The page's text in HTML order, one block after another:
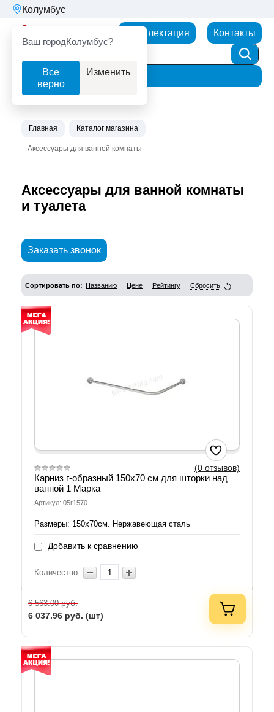
Колумбус
Ваш городКолумбус?
Все
верно
Изменить
Комплектация Контакты
Фильтр
Главная Каталог магазина
Аксессуары для ванной комнаты
Аксессуары для ванной комнаты
и туалета
Заказать звонок
Сортировать по: Названию Цене Рейтингу Сбросить
(0 отзывов)
Карниз г-образный 150х70 см для шторки над
ванной 1 Марка
Артикул: 05г1570
Размеры: 150х70см. Нержавеющая сталь
Добавить к сравнению
Количество:
6 563.00руб.
6 037.96 руб. (шт)